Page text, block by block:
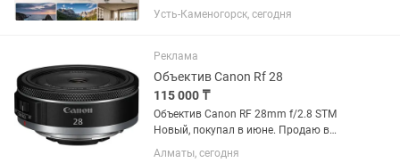
Canon EF 16-35mm f/4L IS USM.
Отличное состояние, стекла чистые,
стабилизация работают идеально....
Усть-Каменогорск, сегодня
Реклама
Объектив Canon Rf 28
115 000 ₸
Объектив Canon RF 28mm f/2.8 STM
Новый, покупал в июне. Продаю в
связи ненадобностью.
Алматы, сегодня